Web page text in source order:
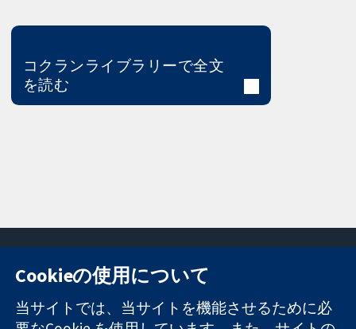
コクランライブラリーで全文
を読む
11-13 Cavendish
Square
お問い合わせ
ニュース
Cookieの使用について
当サイトでは、当サイトを機能させるために必